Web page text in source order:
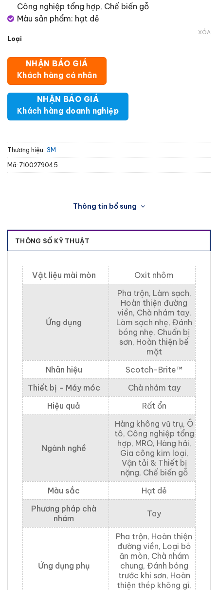
Công nghiệp tổng hợp, Chế biến gỗ
Màu sản phẩm: hạt dẻ
Loại
XÓA
NHẬN BÁO GIÁ
Khách hàng cá nhân
NHẬN BÁO GIÁ
Khách hàng doanh nghiệp
Thương hiệu: 3M
Mã: 7100279045
Thông tin bổ sung
THÔNG SỐ KỸ THUẬT
Vật liệu mài mòn Oxit nhôm
Ứng dụng
Pha trộn, Làm sạch,
Hoàn thiện đường
viền, Chà nhám tay,
Làm sạch nhẹ, Đánh
bóng nhẹ, Chuẩn bị
sơn, Hoàn thiện bề
mặt
Nhãn hiệu
Scotch-Brite™
Thiết bị - Máy móc
Chà nhám tay
Hiệu quả
Rất ổn
Ngành nghề
Hàng không vũ trụ, Ô
tô, Công nghiệp tổng
hợp, MRO, Hàng hải,
Gia công kim loại,
Vận tải & Thiết bị
nặng, Chế biến gỗ
Màu sắc
Hạt dẻ
Phương pháp chà
nhám
Tay
Ứng dụng phụ
Pha trộn, Hoàn thiện
đường viền, Loại bỏ
ăn mòn, Chà nhám
chung, Đánh bóng
trước khi sơn, Hoàn
thiện thép không gỉ,